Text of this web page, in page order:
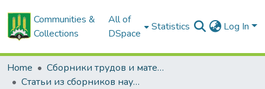
Communities &
Collections
All of
DSpace
Statistics Log In
Home
Сборники трудов и материалов конференций
Статьи из сборников научных трудов